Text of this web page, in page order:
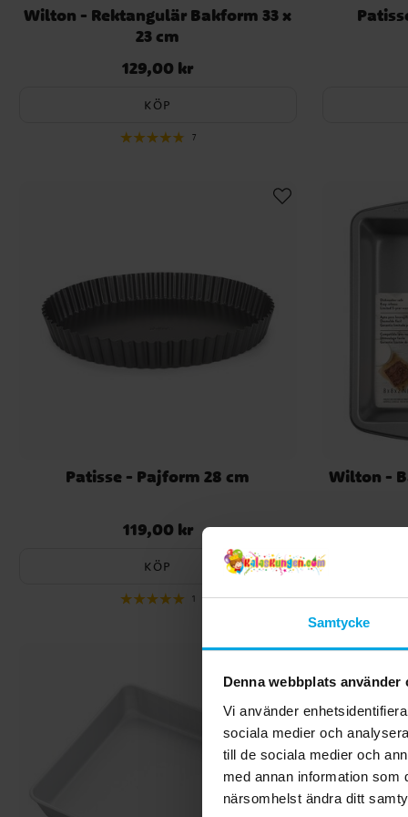
Samtycke
Denna webbplats använder
Vi använder
sociala medier och
till de sociala medier och
med annan information som
närsomhelst ändra ditt
Wilton - Rektangulär Bakform 33 x
23 cm
Pris:129,00 kr
129,00 kr
KÖP
7
Patisse - Pajform 28 cm
Pris:119,00 kr
119,00 kr
KÖP
1
Wilton -